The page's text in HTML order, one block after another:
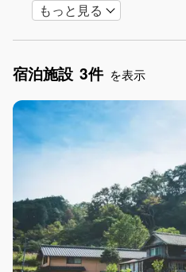
駅から徒歩圏内
もっと見る
宿泊施設 3件 を表示